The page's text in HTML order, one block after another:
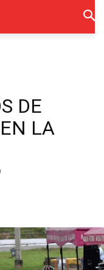
DE
LA